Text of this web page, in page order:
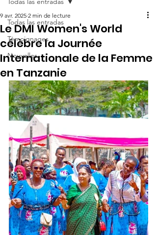
Todas las entradas
Témoignages
Nouvelles
Le DMI Women's World
célèbre la Journée
Internationale de la Femme
en Tanzanie
9 avr. 2025 2 min de lecture